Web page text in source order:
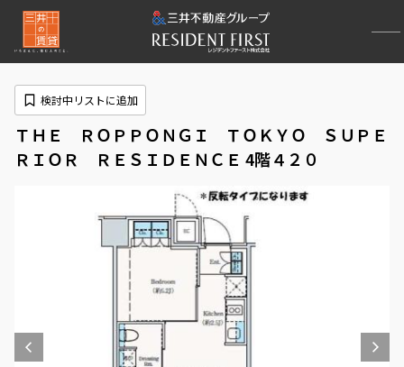
ＴＨＥ ＲＯＰＰＯＮＧＩ ＴＯＫＹＯ ＳＵＰＥ
ＲＩＯＲ ＲＥＳＩＤＥＮＣＥ 4階４２０
検討中リストに追加